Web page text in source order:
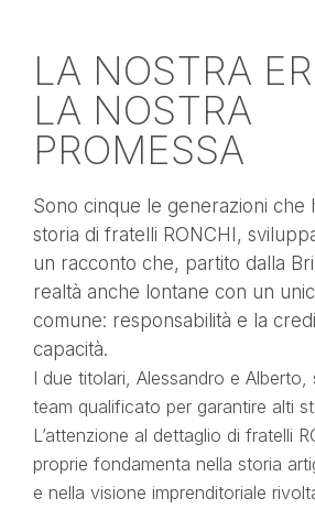
LA NOSTRA
LA NOSTRA
PROMESSA
Sono cinque le generazioni che
storia di fratelli RONCHI,
un racconto che, partito dalla
realtà anche lontane con un
comune: responsabilità e la
capacità.
I due titolari, Alessandro e
team qualificato per garantire alti
L’attenzione al dettaglio di fratelli
proprie fondamenta nella storia
e nella visione imprenditoriale